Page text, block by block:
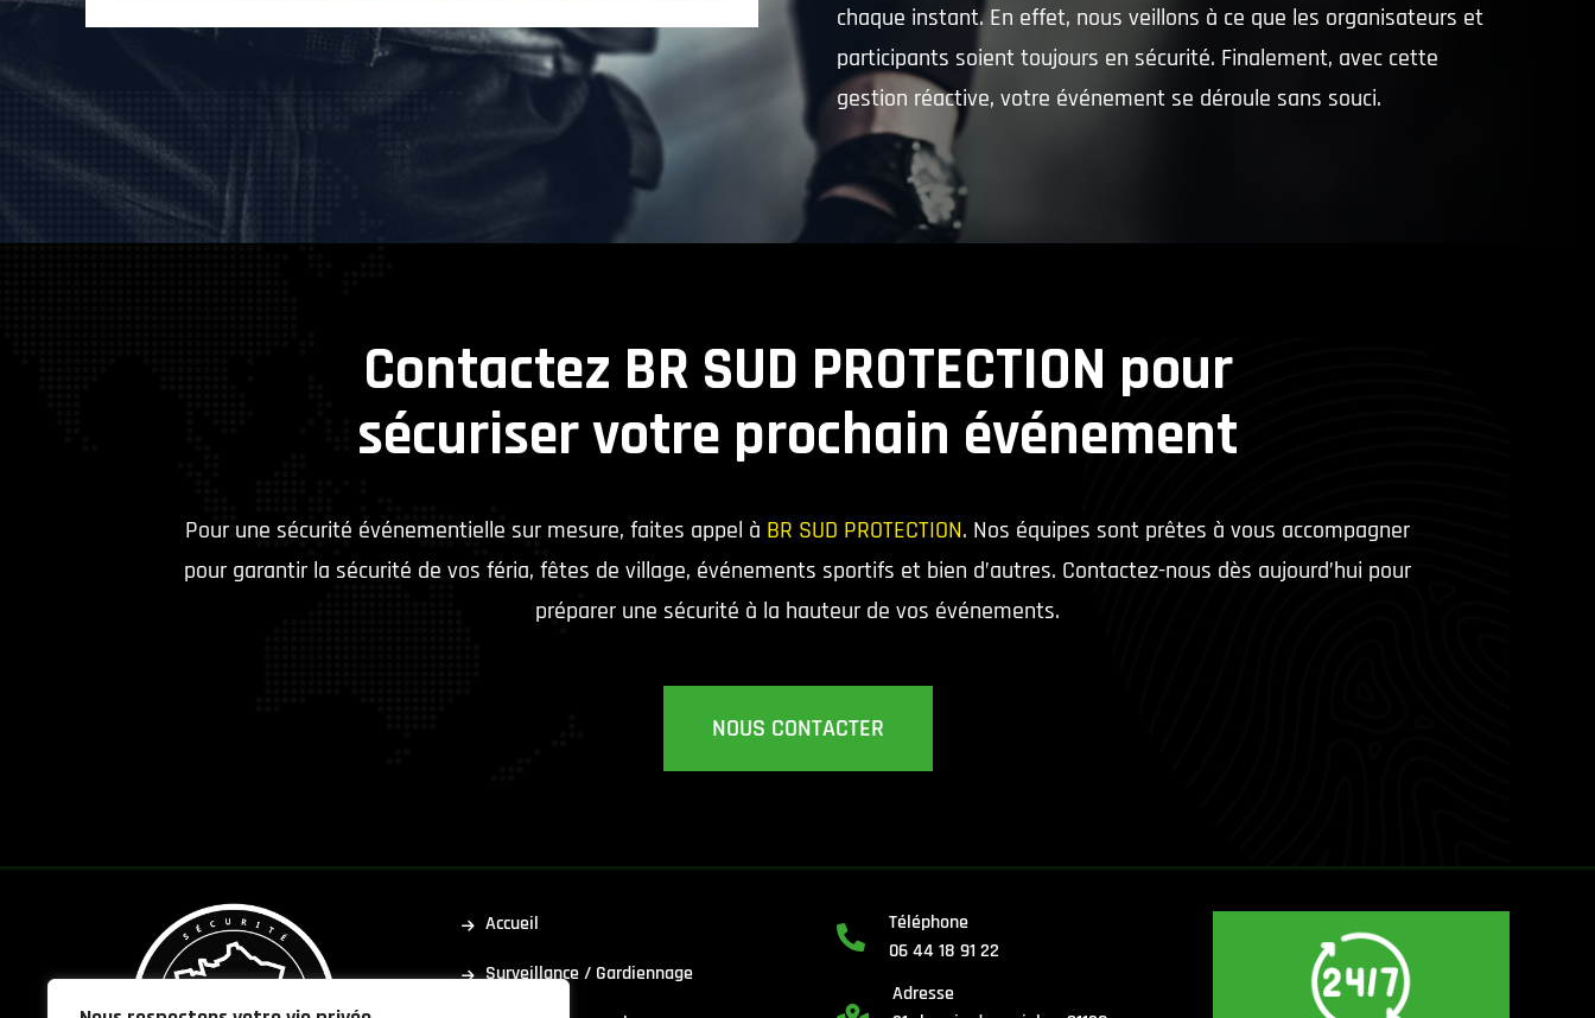
chaque instant. En effet, nous veillons à ce que les organisateurs et
participants soient toujours en sécurité. Finalement, avec cette
gestion réactive, votre événement se déroule sans souci.
Contactez BR SUD PROTECTION pour
sécuriser votre prochain événement
Pour une sécurité événementielle sur mesure, faites appel à BR SUD PROTECTION. Nos équipes sont prêtes à vous accompagner
pour garantir la sécurité de vos féria, fêtes de village, événements sportifs et bien d’autres. Contactez-nous dès aujourd’hui pour
préparer une sécurité à la hauteur de vos événements.
NOUS CONTACTER
Accueil
Surveillance / Gardiennage

Téléphone
06 44 18 91 22
Adresse